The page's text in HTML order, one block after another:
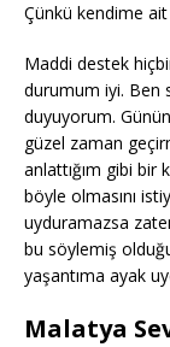
Çünkü kendime
Maddi destek
durumum iyi. Ben
duyuyorum.
güzel zaman
anlattığım gibi bir
böyle olmasını
uyduramazsa
bu söylemiş
yaşantıma ayak
Malatya